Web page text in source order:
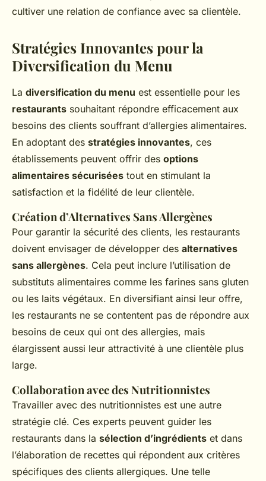
cultiver une relation de confiance avec sa clientèle.
Stratégies Innovantes pour la
Diversification du Menu
La diversification du menu est essentielle pour les
restaurants souhaitant répondre efficacement aux
besoins des clients souffrant d’allergies alimentaires.
En adoptant des stratégies innovantes, ces
établissements peuvent offrir des options
alimentaires sécurisées tout en stimulant la
satisfaction et la fidélité de leur clientèle.
Création d’Alternatives Sans Allergènes
Pour garantir la sécurité des clients, les restaurants
doivent envisager de développer des alternatives
sans allergènes. Cela peut inclure l’utilisation de
substituts alimentaires comme les farines sans gluten
ou les laits végétaux. En diversifiant ainsi leur offre,
les restaurants ne se contentent pas de répondre aux
besoins de ceux qui ont des allergies, mais
élargissent aussi leur attractivité à une clientèle plus
large.
Collaboration avec des Nutritionnistes
Travailler avec des nutritionnistes est une autre
stratégie clé. Ces experts peuvent guider les
restaurants dans la sélection d’ingrédients et dans
l’élaboration de recettes qui répondent aux critères
spécifiques des clients allergiques. Une telle